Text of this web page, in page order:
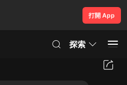
打開 App
探索